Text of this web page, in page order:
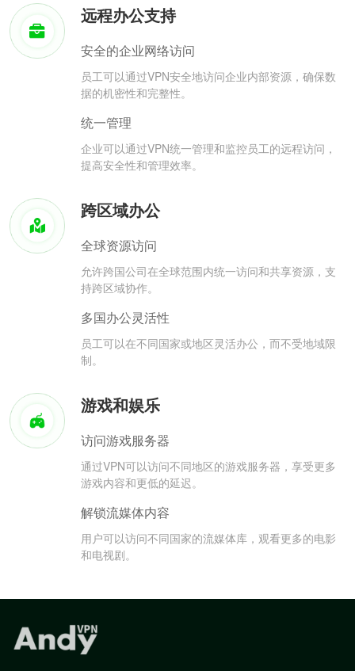
远程办公支持
安全的企业网络访问
员工可以通过VPN安全地访问企业内部资源，确保数
据的机密性和完整性。
统一管理
企业可以通过VPN统一管理和监控员工的远程访问，
提高安全性和管理效率。
跨区域办公
全球资源访问
允许跨国公司在全球范围内统一访问和共享资源，支
持跨区域协作。
多国办公灵活性
员工可以在不同国家或地区灵活办公，而不受地域限
制。
游戏和娱乐
访问游戏服务器
通过VPN可以访问不同地区的游戏服务器，享受更多
游戏内容和更低的延迟。
解锁流媒体内容
用户可以访问不同国家的流媒体库，观看更多的电影
和电视剧。